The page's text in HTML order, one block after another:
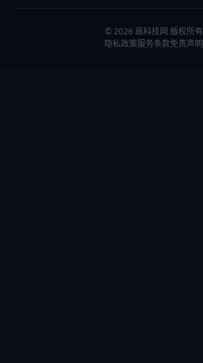
© 2026 高科技网 版权所有
隐私政策服务条款免责声明